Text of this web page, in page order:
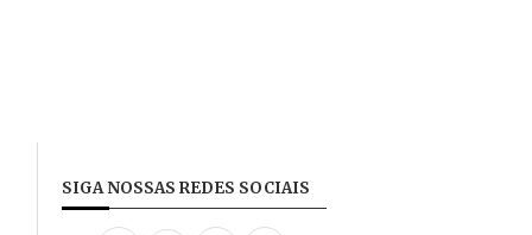
SIGA NOSSAS REDES SOCIAIS